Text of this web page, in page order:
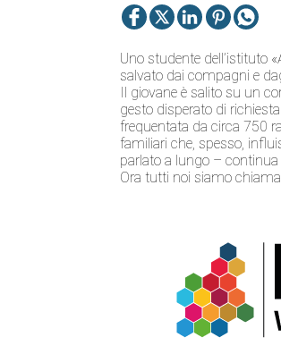
Uno studente dell’istituto
salvato dai compagni e
Il giovane è salito su un
gesto disperato di
frequentata da circa 750
familiari che, spesso,
parlato a lungo –
Ora tutti noi siamo